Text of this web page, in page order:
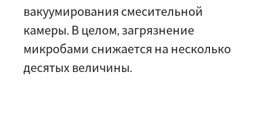
вакуумирования смесительной
камеры. В целом, загрязнение
микробами снижается на несколько
десятых величины.